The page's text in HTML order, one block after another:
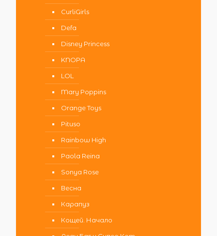
CurliGirls
Defa
Disney Princess
KNOPA
LOL
Mary Poppins
Orange Toys
Pituso
Rainbow High
Paola Reina
Sonya Rose
Весна
Карапуз
Кощей. Начало